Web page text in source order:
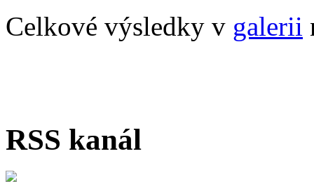
Celkové výsledky v galerii
RSS kanál